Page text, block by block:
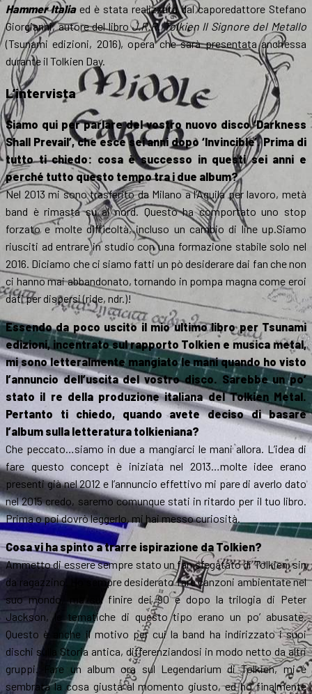
Hammer Italiaed è stata realizzata dal caporedattore Stefano
Giorgianni, autore del libroJ.R.R. Tolkien Il Signore del Metallo
(Tsunami edizioni, 2016), opera che sarà presentata anch’essa
durante il Tolkien Day.
L’intervista
Siamo qui per parlare del vostro nuovo disco ‘Darkness
Shall Prevail’, che esce sei anni dopo ‘Invincible’. Prima di
tutto ti chiedo: cosa è successo in questi sei anni e
perché tutto questo tempo tra i due album?
Nel 2013 mi sono trasferito da Milano a l’Aquila per lavoro, metà
band è rimasta su al nord. Questo ha comportato uno stop
forzato e molte difficoltà, incluso un cambio di line up.Siamo
riusciti ad entrare in studio con una formazione stabile solo nel
2016. Diciamo che ci siamo fatti un pò desiderare dai fan che non
ci hanno mai abbandonato, tornando in pompa magna come eroi
dati per dispersi (ride, ndr.)!
Essendo da poco uscito il mio ultimo libro per Tsunami
edizioni, incentrato sul rapporto Tolkien e musica metal,
mi sono letteralmente mangiato le mani quando ho visto
l’annuncio dell’uscita del vostro disco. Sarebbe un po’
stato il re della produzione italiana del Tolkien Metal.
Pertanto ti chiedo, quando avete deciso di basare
l’album sulla letteratura tolkieniana?
Che peccato…siamo in due a mangiarci le mani allora. L’idea di
fare questo concept è iniziata nel 2013…molte idee erano
presenti già nel 2012 e l’annuncio effettivo mi pare di averlo dato
nel 2015 credo, saremo comunque stati in ritardo per il tuo libro.
Prima o poi dovrò leggerlo, mi hai messo curiosità.
Cosa vi ha spinto a trarre ispirazione da Tolkien?
Ammetto di essere sempre stato un fan sfegatato di Tolkien, sin
da ragazzino. Ho sempre desiderato fare canzoni ambientate nel
suo mondo, ma sul finire dei 90 e dopo la trilogia di Peter
Jackson, le tematiche di questo tipo erano un po’ abusate.
Questo è anche il motivo per cui la band ha indirizzato i suoi
dischi sulla Storia antica, differenziandosi in modo netto da altri
gruppi. Fare un album ora sul Legendarium di Tolkien, mi è
sembrata la cosa giusta al momento giusto, ed ho finalmente